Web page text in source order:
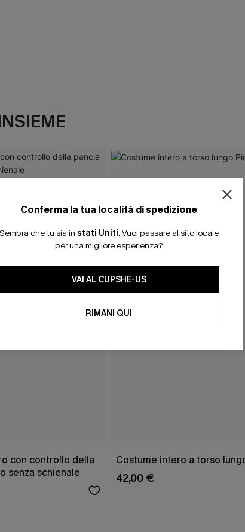
con controllo della
senza schienale
Costume intero a torso
42,00 €
Conferma la tua località di spedizione
Sembra che tu sia in stati Uniti. Vuoi passare al sito locale
per una migliore esperienza?
VAI AL CUPSHE-US
RIMANI QUI